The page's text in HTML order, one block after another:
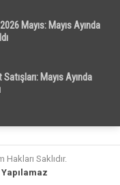
Mayıs: Mayıs Ayında
Mayıs Ayında
Hakları Saklıdır.